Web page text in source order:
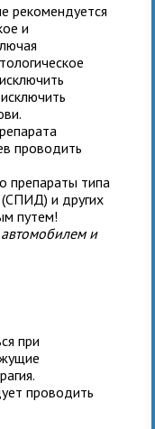
рекомендуется
и
проводить
препараты типа
и других
путем!
автомобилем и
при
проводить